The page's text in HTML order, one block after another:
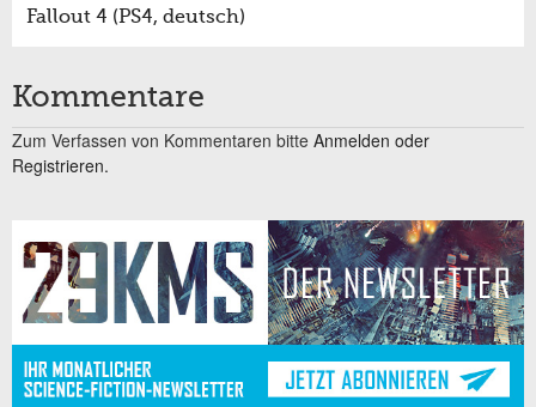
Fallout 4 (PS4, deutsch)
Kommentare
Zum Verfassen von Kommentaren bitte Anmelden oder
Registrieren.